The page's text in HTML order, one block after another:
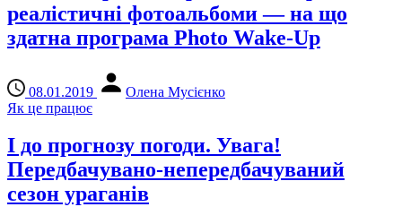
реалістичні фотоальбоми — на що
здатна програма Photo Wake-Up
08.01.2019
Олена Мусієнко
Як це працює
І до прогнозу погоди. Увага!
Передбачувано-непередбачуваний
сезон ураганів